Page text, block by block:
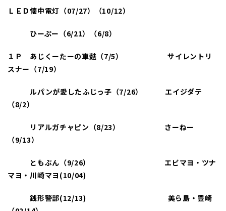
ＬＥＤ懐中電灯（07/27）（10/12）
ひーぷー（6/21）（6/8）
１Ｐ あじくーたーの車麩（7/5） サイレントリ
スナー（7/19）
ルパンが愛したふじっ子（7/26） エイジダテ
（8/2）
リアルガチャピン（8/23） さーねー
（9/13）
ともぶん（9/26） エビマヨ・ツナ
マヨ・川崎マヨ(10/04)
銭形警部(12/13) 美ら島・豊崎